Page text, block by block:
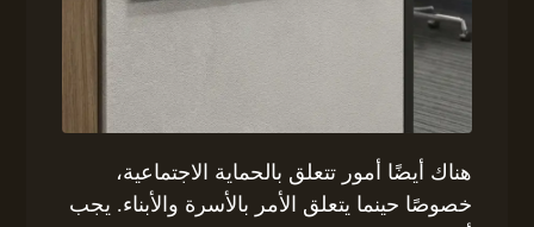
هناك أيضًا أمور تتعلق بالحماية الاجتماعية،
خصوصًا حينما يتعلق الأمر بالأسرة والأبناء. يجب